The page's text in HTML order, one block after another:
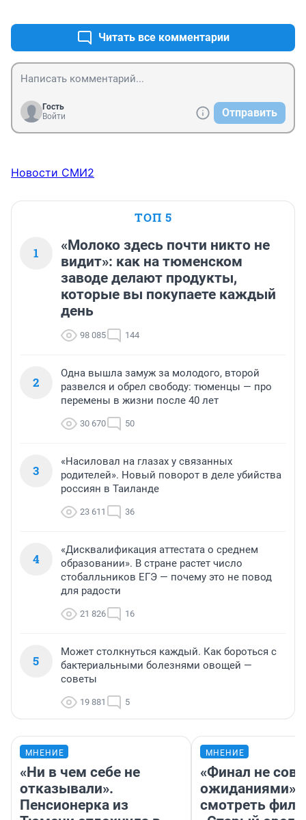
Читать все комментарии
Гость
Войти
Отправить
Новости СМИ2
ТОП 5
1
«Молоко здесь почти никто не
видит»: как на тюменском
заводе делают продукты,
которые вы покупаете каждый
день
98 085 144
2
Одна вышла замуж за молодого, второй
развелся и обрел свободу: тюменцы — про
перемены в жизни после 40 лет
30 670 50
3
«Насиловал на глазах у связанных
родителей». Новый поворот в деле убийства
россиян в Таиланде
23 611 36
4
«Дисквалификация аттестата о среднем
образовании». В стране растет число
стобалльников ЕГЭ — почему это не повод
для радости
21 826 16
5
Может столкнуться каждый. Как бороться с
бактериальными болезнями овощей —
советы
19 881 5
МНЕНИЕ
«Ни в чем себе не
отказывали».
Пенсионерка из
МНЕНИЕ
«Финал не
ожиданиями»:
смотреть